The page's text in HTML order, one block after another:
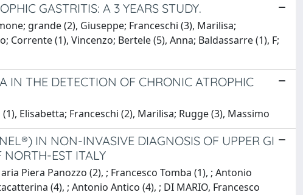
GASTRITIS: A 3 YEARS STUDY.
grande (2), Giuseppe; Franceschi (3), Marilisa;
Corrente (1), Vincenzo; Bertele (5), Anna; Baldassarre (1), F;
IN THE DETECTION OF CHRONIC ATROPHIC
Elisabetta; Franceschi (2), Marilisa; Rugge (3), Massimo
IN NON-INVASIVE DIAGNOSIS OF UPPER GI
NORTH-EST ITALY
Piera Panozzo (2), ; Francesco Tomba (1), ; Antonio
(4), ; Antonio Antico (4), ; DI MARIO, Francesco